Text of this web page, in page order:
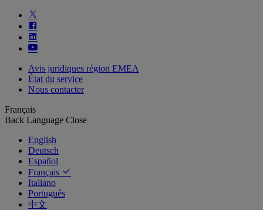
Avis juridiques région EMEA
État du service
Nous contacter
Français
Back Language Close
English
Deutsch
Español
Français
Italiano
Português
中文